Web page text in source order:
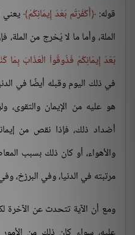
قوله: أَكَفَرْتُم بَعْدَ إِيمَانِكُمْ يعني
الملة، وأما ما لا يُخرج من
بَعْدَ إِيمَانِكُمْ فَذُوقُواْ الْعَذَابَ بِمَا
في ذلك اليوم وقبله أيضًا في
هو عليه من الإيمان والتقوى،
أضداد ذلك، فإذا نقص من
والأهواء، أو كان ذلك بسبب
مرتبته في الدنيا، وفي البرزخ،
ومع أن الآية تتحدث عن الآخرة